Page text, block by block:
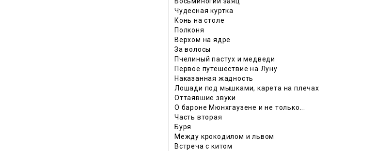
Чудесная куртка
Конь на столе
Полконя
Верхом на ядре
За волосы
Пчелиный пастух и медведи
Первое путешествие на Луну
Наказанная жадность
Лошади под мышками, карета на плечах
Оттаявшие звуки
О бароне Мюнхгаузене и не только...
Часть вторая
Буря
Между крокодилом и львом
Встреча с китом